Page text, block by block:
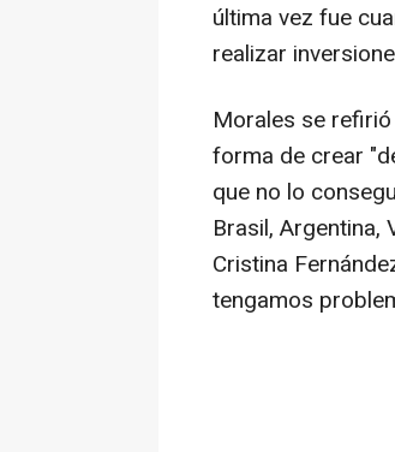
última vez fue
realizar
Morales se
forma de crear
que no lo
Brasil, Argentina,
Cristina
tengamos